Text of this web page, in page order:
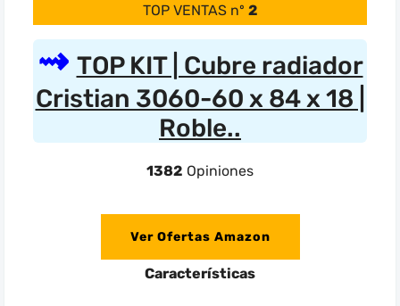
TOP VENTAS nº 2
TOP KIT | Cubre radiador
Cristian 3060-60 x 84 x 18 |
Roble..
1382 Opiniones
Ver Ofertas Amazon
Características